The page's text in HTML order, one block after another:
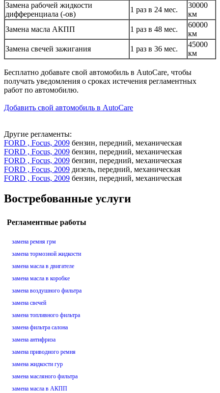
Замена рабочей жидкости
дифференциала (-ов)
1 раз в 24 мес.
30000
км
Замена масла АКПП
1 раз в 48 мес.
60000
км
Замена свечей зажигания
1 раз в 36 мес.
45000
км
Бесплатно добавьте свой автомобиль в AutoCare, чтобы
получать уведомления о сроках истечения регламентных
работ по автомобилю.
Добавить свой автомобиль в AutoCare
Другие регламенты:
FORD , Focus, 2009 бензин, передний, механическая
FORD , Focus, 2009 бензин, передний, механическая
FORD , Focus, 2009 бензин, передний, механическая
FORD , Focus, 2009 дизель, передний, механическая
FORD , Focus, 2009 бензин, передний, механическая
Востребованные услуги
Регламентные работы
замена ремня грм
замена тормозной жидкости
замена масла в двигателе
замена масла в коробке
замена воздушного фильтра
замена свечей
замена топливного фильтра
замена фильтра салона
замена антифриза
замена приводного ремня
замена жидкости гур
замена масляного фильтра
замена масла в АКПП